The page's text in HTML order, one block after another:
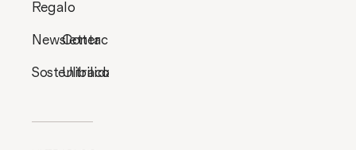
Regalo
Newsletter
Contacto
Sostenibilidad
Ultracosmética